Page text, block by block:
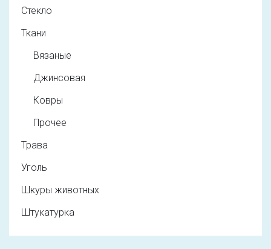
Стекло
Ткани
Вязаные
Джинсовая
Ковры
Прочее
Трава
Уголь
Шкуры животных
Штукатурка